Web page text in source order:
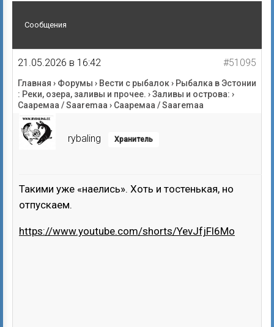
Сообщения
21.05.2026 в 16:42 #51095
Главная › Форумы › Вести с рыбалок› Рыбалка в Эстонии
: Реки, озера, заливы и прочее. ›Заливы и острова: ›
Сааремаа / Saaremaa› Сааремаа / Saaremaa
rybaling Хранитель
Такими уже «наелись». Хоть и тостенькая, но
отпускаем.
https://www.youtube.com/shorts/YevJfjFl6Mo